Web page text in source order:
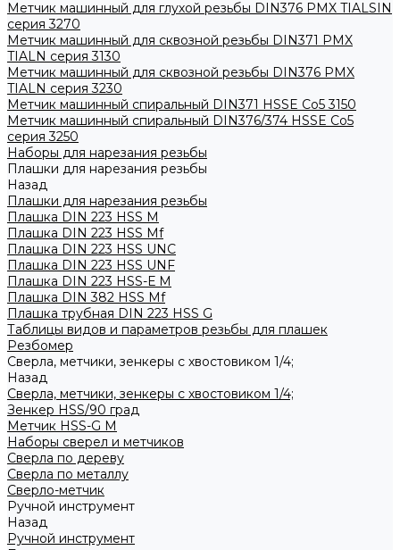
Метчик машинный для глухой резьбы DIN376 PMX TIALSIN
серия 3270
Метчик машинный для сквозной резьбы DIN371 PMX
TIALN серия 3130
Метчик машинный для сквозной резьбы DIN376 PMX
TIALN серия 3230
Метчик машинный спиральный DIN371 HSSE Co5 3150
Метчик машинный спиральный DIN376/374 HSSE Co5
серия 3250
Наборы для нарезания резьбы
Плашки для нарезания резьбы
Назад
Плашки для нарезания резьбы
Плашка DIN 223 HSS M
Плашка DIN 223 HSS Mf
Плашка DIN 223 HSS UNC
Плашка DIN 223 HSS UNF
Плашка DIN 223 HSS-Е M
Плашка DIN 382 HSS Mf
Плашка трубная DIN 223 HSS G
Таблицы видов и параметров резьбы для плашек
Резбомер
Сверла, метчики, зенкеры с хвостовиком 1/4;
Назад
Сверла, метчики, зенкеры с хвостовиком 1/4;
Зенкер HSS/90 град
Метчик HSS-G М
Наборы сверел и метчиков
Сверла по дереву
Сверла по металлу
Сверло-метчик
Ручной инструмент
Назад
Ручной инструмент